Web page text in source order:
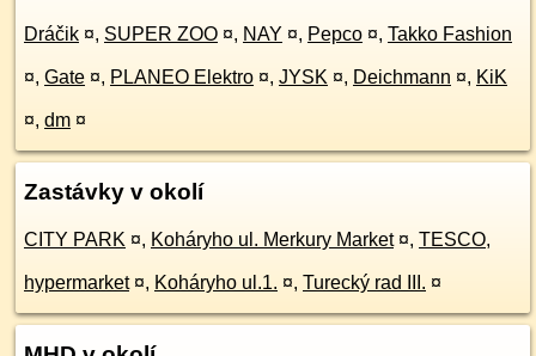
Dráčik ¤, SUPER ZOO ¤, NAY ¤, Pepco ¤, Takko Fashion
¤, Gate ¤, PLANEO Elektro ¤, JYSK ¤, Deichmann ¤, KiK
¤, dm ¤
Zastávky v okolí
CITY PARK ¤, Koháryho ul. Merkury Market ¤, TESCO,
hypermarket ¤, Koháryho ul.1. ¤, Turecký rad III. ¤